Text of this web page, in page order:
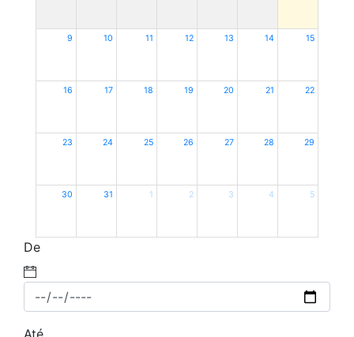
9 10 11 12 13 14 15
16 17 18 19 20 21 22
23 24 25 26 27 28 29
30 31 1 2 3 4 5
De